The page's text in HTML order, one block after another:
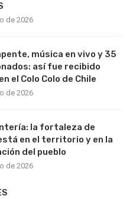
de 2026
música en vivo y 35
así fue recibido
el Colo Colo de Chile
de 2026
la fortaleza de
en el territorio y en la
del pueblo
de 2026